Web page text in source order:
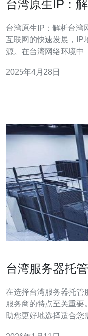
台湾原生IP：
台湾原生IP：解析台湾网
互联网的快速发展，IP
源。在台湾网络环境中
拥有庞大的互联网用户
2025年4月28日
台湾服务器托
在选择台湾服务器托管
服务商的特点至关重要
助您更好地选择适合您